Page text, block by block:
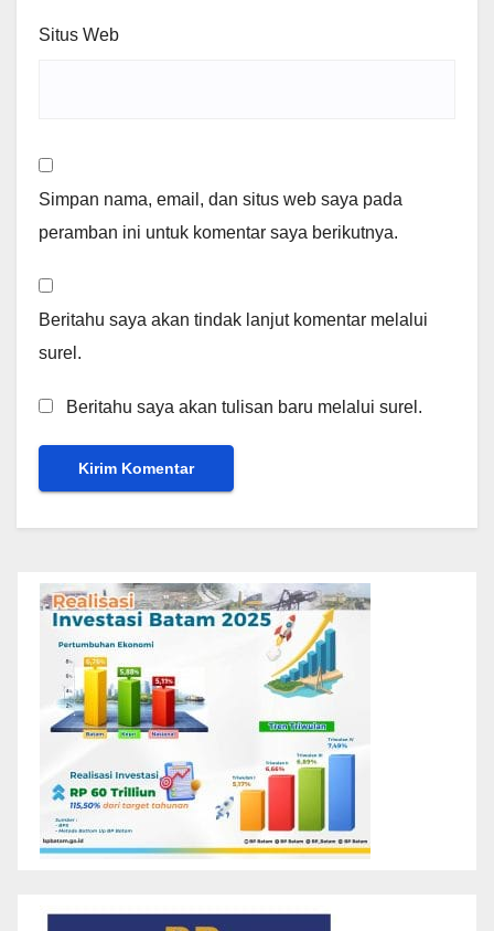
Situs Web
Simpan nama, email, dan situs web saya pada
peramban ini untuk komentar saya berikutnya.
Beritahu saya akan tindak lanjut komentar melalui
surel.
Beritahu saya akan tulisan baru melalui surel.